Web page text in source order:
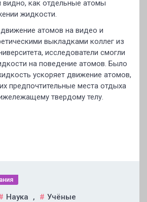
видно, как отдельные атомы
жидкости.
атомов на видео и
выкладками коллег из
исследователи смогли
на поведение атомов. Было
ускоряет движение атомов,
предпочтительные места отдыха
твердому телу.
Наука , Учёные